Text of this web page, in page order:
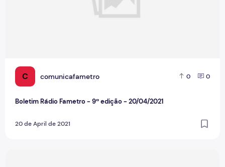
C comunicafametro 0 0
Boletim Rádio Fametro - 9ª edição - 20/04/2021
20 de April de 2021